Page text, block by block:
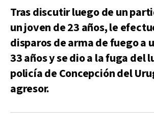
Tras discutir luego de un
un joven de 23 años, le
disparos de arma de fuego a
33 años y se dio a la fuga del
policía de Concepción del
agresor.